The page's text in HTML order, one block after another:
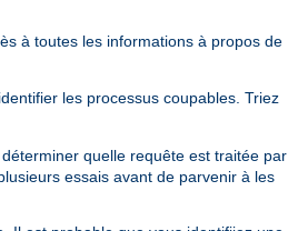
à toutes les informations à propos de
les processus coupables. Triez
quelle requête est traitée par
essais avant de parvenir à les